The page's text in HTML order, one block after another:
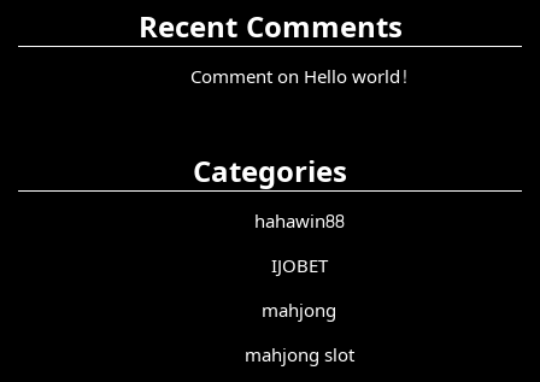
Recent Comments
Comment on Hello world!
Categories
hahawin88
IJOBET
mahjong
mahjong slot